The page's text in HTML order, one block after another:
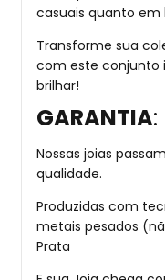
casuais quanto em
Transforme sua
com este conjunto
brilhar!
GARANTIA:
Nossas joias
qualidade.
Produzidas com
metais pesados
Prata